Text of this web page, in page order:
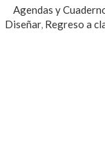
Agendas y
Diseñar, Regreso a